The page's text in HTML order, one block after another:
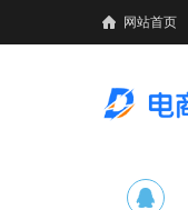
网站首页